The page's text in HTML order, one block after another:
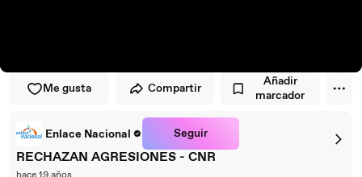
Me gusta Compartir
Añadir
marcador
Enlace Nacional Seguir
RECHAZAN AGRESIONES - CNR